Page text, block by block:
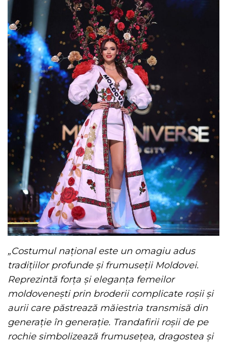
„Costumul național este un omagiu adus
tradițiilor profunde și frumuseții Moldovei.
Reprezintă forța și eleganța femeilor
moldovenești prin broderii complicate roșii și
aurii care păstrează măiestria transmisă din
generație în generație. Trandafirii roșii de pe
rochie simbolizează frumusețea, dragostea și